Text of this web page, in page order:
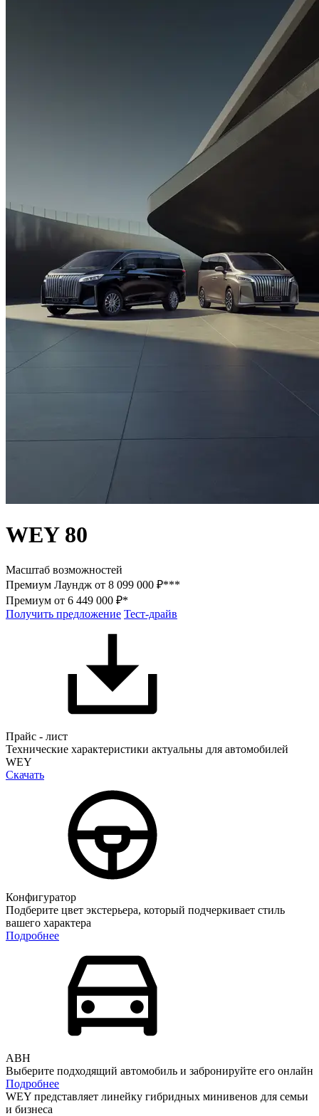
WEY 80
Масштаб возможностей
Премиум Лаундж от 8 099 000 ₽***
Премиум от 6 449 000 ₽*
Получить предложение Тест-драйв
Прайс - лист
Технические характеристики актуальны для автомобилей
WEY
Скачать
Конфигуратор
Подберите цвет экстерьера, который подчеркивает стиль
вашего характера
Подробнее
АВН
Выберите подходящий автомобиль и забронируйте его онлайн
Подробнее
WEY представляет линейку гибридных минивенов для семьи
и бизнеса